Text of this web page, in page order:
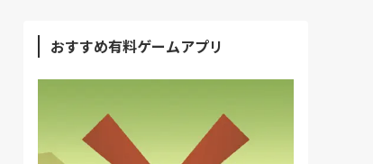
おすすめ有料ゲームアプリ